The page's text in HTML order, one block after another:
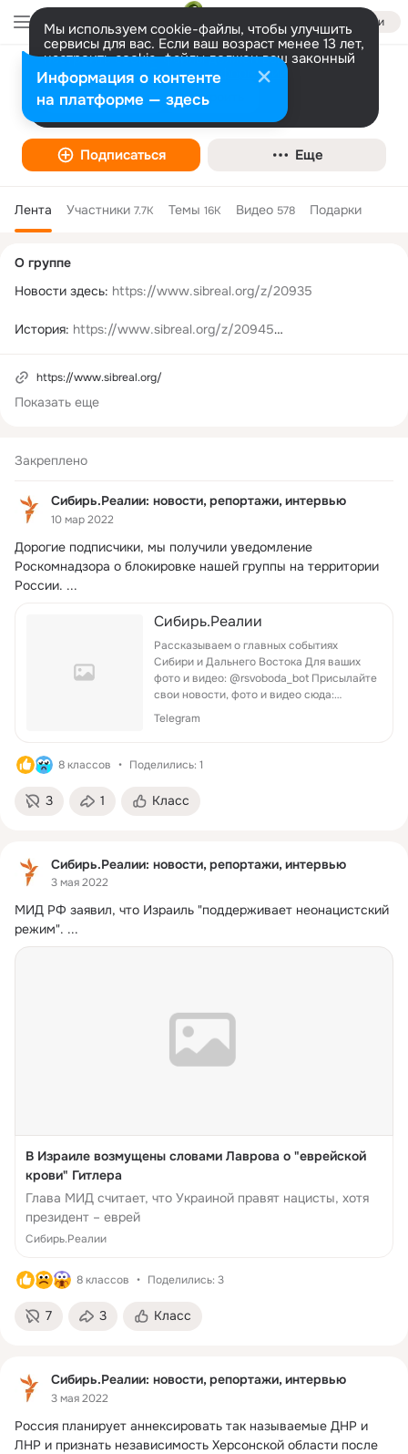
Войти
Мы используем cookie-файлы, чтобы улучшить
сервисы для вас. Если ваш возраст менее 13 лет,
настроить cookie-файлы должен ваш законный
представитель. Больше информации
Разрешить все Настроить
Сибирь.Реалии: новости, репортажи,
интервью
Интернет-СМИ
Подписаться Еще
Лента Участники 7.7K Темы 16K Видео 578 Подарки
Закреплено
Сибирь.Реалии: новости, репортажи, интервью
10 мар 2022
Дорогие подписчики, мы получили уведомление
Роскомнадзора о блокировке нашей группы на территории
России. ...
Сибирь.Реалии
Рассказываем о главных событиях
Сибири и Дальнего Востока Для ваших
фото и видео: @rsvoboda_bot Присылайте
свои новости, фото и видео сюда:
sibir.realii@rferl.org Для обхода
блокировки:
Telegram
8 классов Поделились: 1
3 1 Класс
Сибирь.Реалии: новости, репортажи, интервью
3 мая 2022
МИД РФ заявил, что Израиль "поддерживает неонацистский
режим". ...
В Израиле возмущены словами Лаврова о "еврейской
крови" Гитлера
Глава МИД считает, что Украиной правят нацисты, хотя
президент – еврей
Сибирь.Реалии
8 классов Поделились: 3
7 3 Класс
Сибирь.Реалии: новости, репортажи, интервью
3 мая 2022
Россия планирует аннексировать так называемые ДНР и
ЛНР и признать независимость Херсонской области после
колонка
О группе
Новости здесь: https://www.sibreal.org/z/20935
История: https://www.sibreal.org/z/20945
Репортаж:
Колонки: https://www.sibreal.org/z/20939
свой реестр зарубежных средств массовой информации,
объявленных "иностранными агентами".
Мы считаем это решение несправедливым и юридически
спорным.
https://www.sibreal.org/
Показать еще
Информация о контенте
на платформе — здесь